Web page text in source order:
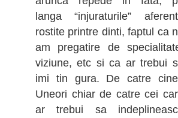
langa “injuraturile”
rostite printre dinti, faptul ca
am pregatire de
viziune, etc si ca ar trebui
imi tin gura. De catre
Uneori chiar de catre cei
ar trebui sa